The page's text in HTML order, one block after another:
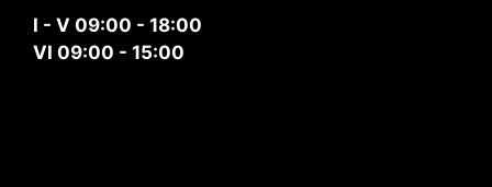
I - V 09:00 - 18:00
VI 09:00 - 15:00